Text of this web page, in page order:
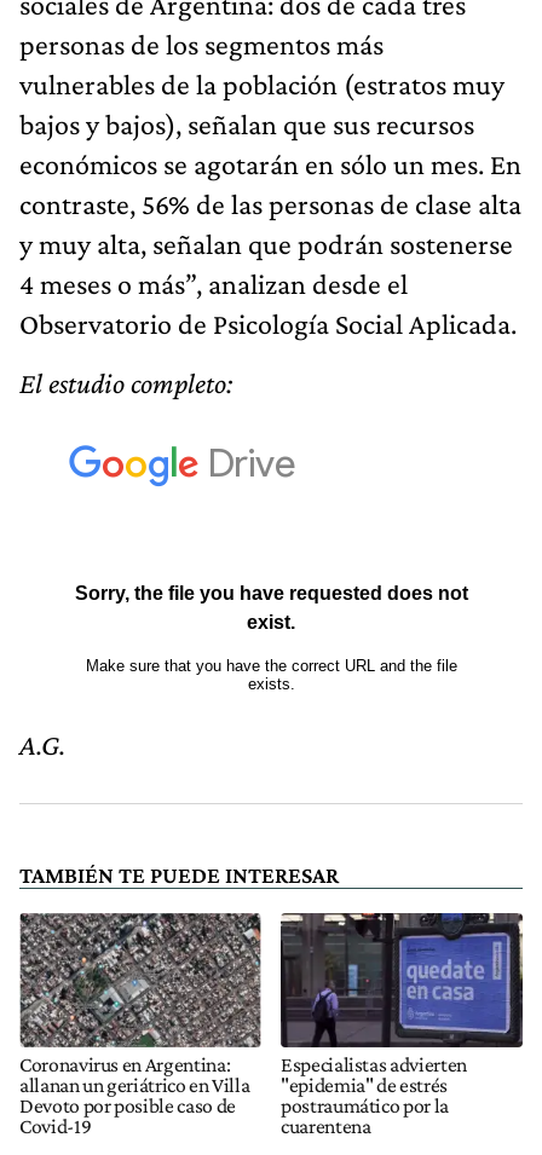
personas de los segmentos más
vulnerables de la población (estratos muy
bajos y bajos), señalan que sus recursos
económicos se agotarán en sólo un mes. En
contraste, 56% de las personas de clase alta
y muy alta, señalan que podrán sostenerse
4 meses o más”, analizan desde el
Observatorio de Psicología Social Aplicada.
El estudio completo:
A.G.
TAMBIÉN TE PUEDE INTERESAR
Coronavirus en Argentina:
allanan un geriátrico en Villa
Devoto por posible caso de
Covid-19
Especialistas advierten
"epidemia" de estrés
postraumático por la
cuarentena